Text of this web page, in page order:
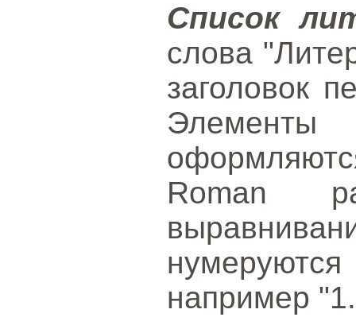
Список
слова
заголовок
Roman
например